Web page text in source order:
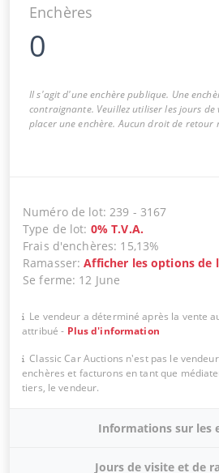
Enchères
0
Il s'agit d'une enchère publique. Une
contraignante. Veuillez utiliser les jours
placer une enchère. Aucun droit de retour
Numéro de lot:239 - 3167
Type de lot: 0% T.V.A.
Frais d'enchères: 15,13%
Ramasser:Afficher les options de
Se ferme: 12 June
Le vendeur a déterminé après la vente
attribué - Plus d'information
Classic Car Auctions n'est pas le
enchères et facturons en tant que
tiers, le vendeur.
Informations sur les
Jours de visite et de